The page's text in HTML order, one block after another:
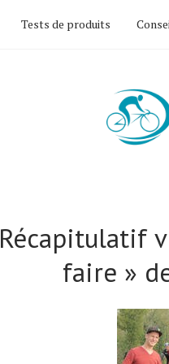
Tests de produits
Récapitulatif
faire »